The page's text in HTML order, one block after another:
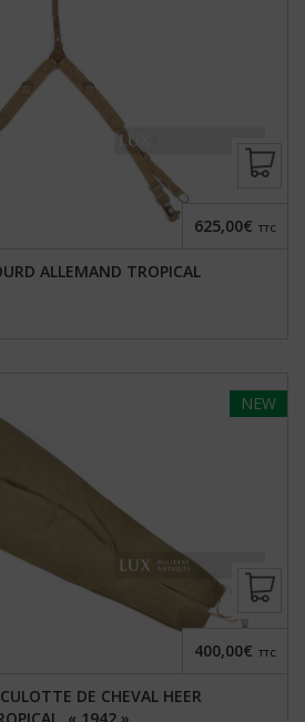
ALLEMAND TROPICAL
625,00€ TTC
NEW
DE CHEVAL HEER
400,00€ TTC